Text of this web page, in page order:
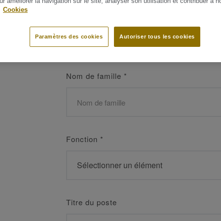
Nom de famille *
Fonction *
Titre du poste
Cookies
Autoriser tous les cookies
Paramètres des cookies